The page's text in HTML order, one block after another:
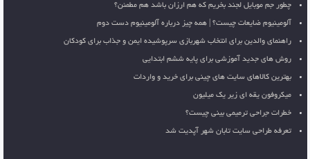
چطور جم موبایل لجند بخریم که هم ارزان باشد هم مطمئن؟
آلومینیوم ضایعات چیست؟ | همه چیز درباره آلومینیوم دست دوم
راهنمای والدین برای انتخاب شهربازی سرپوشیده ایمن و جذاب برای کودکان
روش های جدید آموزشی برای پایه ششم ابتدایی
بهترین کالاهای سایت های چینی برای خرید و واردات
میکروفون یقه ای زیر یک میلیون
خطرات جراحی ترمیمی بینی چیست؟
تعرفه طراحی سایت تابان شهر آپدیت شد